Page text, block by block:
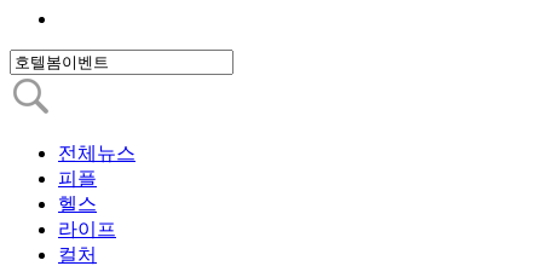
전체뉴스
피플
헬스
라이프
컬처